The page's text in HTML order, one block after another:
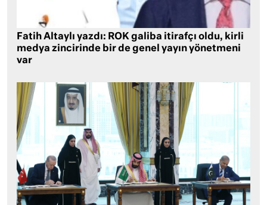
Fatih Altaylı yazdı: ROK galiba itirafçı oldu, kirli
medya zincirinde bir de genel yayın yönetmeni
var